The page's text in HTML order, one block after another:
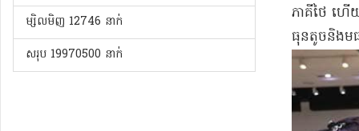
ម្សិលមិញ 12746 នាក់
សរុប 19970500 នាក់
ភាគី​ថៃ ហើ
ធុន​តូច​និង​ម